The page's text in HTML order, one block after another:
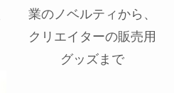
業のノベルティから、
クリエイターの販売用
グッズまで